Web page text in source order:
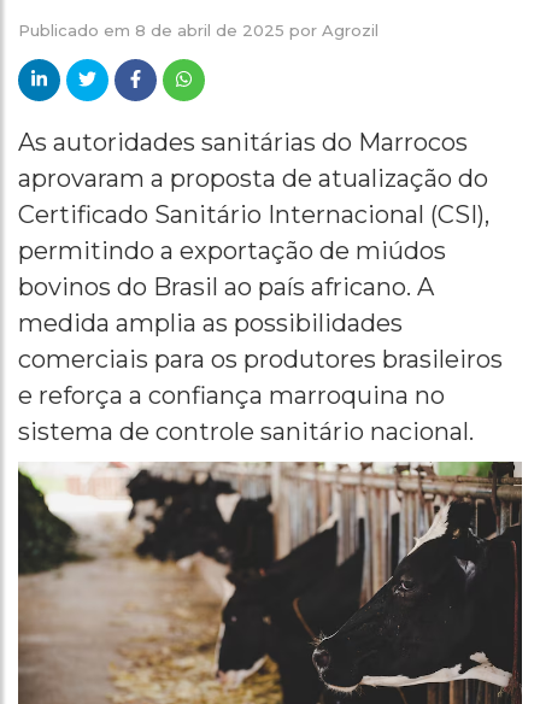
Publicado em 8 de abril de 2025 por Agrozil
As autoridades sanitárias do Marrocos
aprovaram a proposta de atualização do
Certificado Sanitário Internacional (CSI),
permitindo a exportação de miúdos
bovinos do Brasil ao país africano. A
medida amplia as possibilidades
comerciais para os produtores brasileiros
e reforça a confiança marroquina no
sistema de controle sanitário nacional.